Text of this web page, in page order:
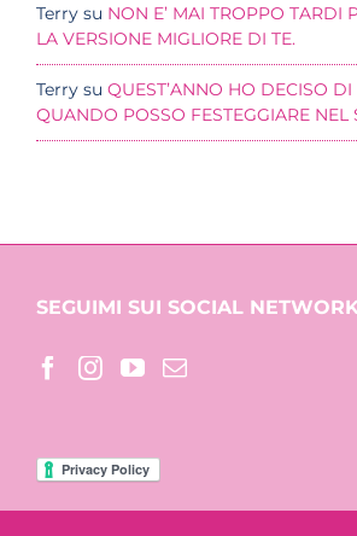
Terry su NON E’ MAI TROPPO TARDI
LA VERSIONE MIGLIORE DI TE.
Terry su QUEST’ANNO HO DECISO DI
QUANDO POSSO FESTEGGIARE NEL
SEGUIMI SUI SOCIAL